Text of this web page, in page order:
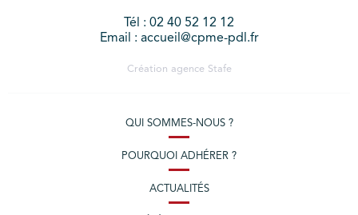
Tél : 02 40 52 12 12
Email : accueil@cpme-pdl.fr
Création agence Stafe
QUI SOMMES-NOUS ?
POURQUOI ADHÉRER ?
ACTUALITÉS